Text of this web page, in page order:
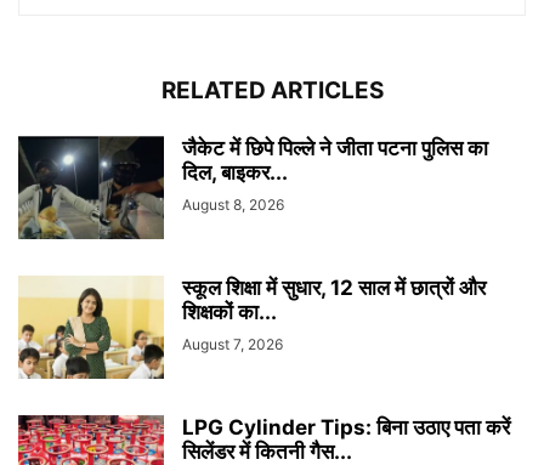
RELATED ARTICLES
जैकेट में छिपे पिल्ले ने जीता पटना पुलिस का
दिल, बाइकर...
August 8, 2026
स्कूल शिक्षा में सुधार, 12 साल में छात्रों और
शिक्षकों का...
August 7, 2026
LPG Cylinder Tips: बिना उठाए पता करें
सिलेंडर में कितनी गैस...